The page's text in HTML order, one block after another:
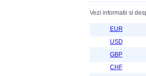
Vezi informatii si
EUR
USD
GBP
CHF